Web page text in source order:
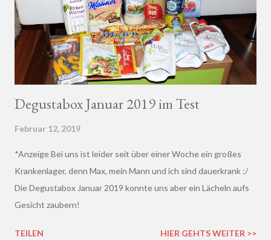
Degustabox Januar 2019 im Test
Februar 12, 2019
*Anzeige Bei uns ist leider seit über einer Woche ein großes
Krankenlager, denn Max, mein Mann und ich sind dauerkrank :/
Die Degustabox Januar 2019 konnte uns aber ein Lächeln aufs
Gesicht zaubern!
TEILEN HIER GEHTS WEITER >>